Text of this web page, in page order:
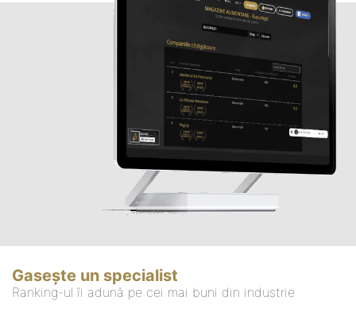
Gasește un specialist
Ranking-ul îi adună pe cei mai buni din industrie